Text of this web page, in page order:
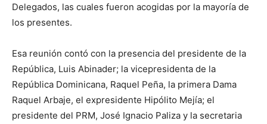
Delegados, las cuales fueron acogidas por la mayoría de
los presentes.
Esa reunión contó con la presencia del presidente de la
República, Luis Abinader; la vicepresidenta de la
República Dominicana, Raquel Peña, la primera Dama
Raquel Arbaje, el expresidente Hipólito Mejía; el
presidente del PRM, José Ignacio Paliza y la secretaria